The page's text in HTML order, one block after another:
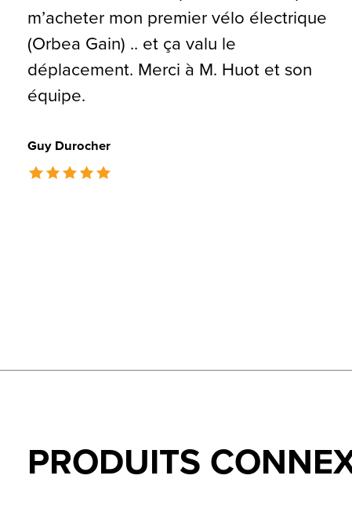
m’acheter mon premier vélo électrique
(Orbea Gain) .. et ça valu le
déplacement. Merci à M. Huot et son
équipe.
Guy Durocher
The rating of this product is
PRODUITS